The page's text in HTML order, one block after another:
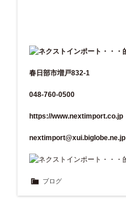
春日部市増戸832-1
048-760-0500
https://www.nextimport.co.jp
nextimport@xui.biglobe.ne.jp
ブログ